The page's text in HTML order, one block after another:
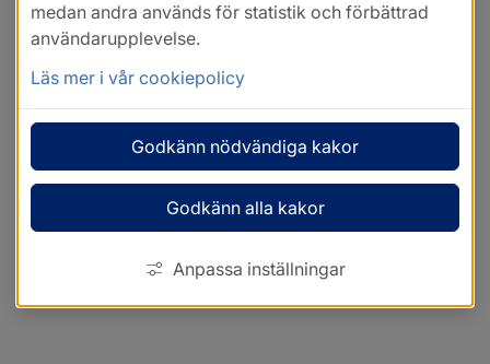
medan andra används för statistik och förbättrad
användarupplevelse.
Läs mer i vår cookiepolicy
Godkänn nödvändiga kakor
Godkänn alla kakor
Anpassa inställningar